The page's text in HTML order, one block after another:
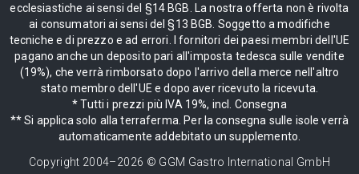
ecclesiastiche ai sensi del §14 BGB. La nostra offerta non è rivolta
ai consumatori ai sensi del §13 BGB. Soggetto a modifiche
tecniche e di prezzo e ad errori. I fornitori dei paesi membri dell'UE
pagano anche un deposito pari all'imposta tedesca sulle vendite
(19%), che verrà rimborsato dopo l'arrivo della merce nell'altro
stato membro dell'UE e dopo aver ricevuto la ricevuta.
* Tutti i prezzi più IVA 19%, incl. Consegna
** Si applica solo alla terraferma. Per la consegna sulle isole verrà
automaticamente addebitato un supplemento.
Copyright 2004–2026 © GGM Gastro International GmbH